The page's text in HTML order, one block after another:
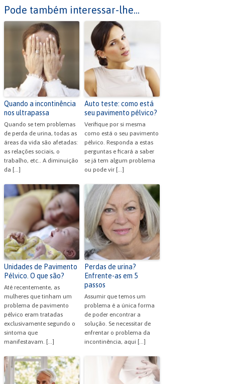
c
e
b
o
o
k
itt
er
er
es
at
s
A
p
ai
l
tF
ri
e
n
dl
Pode também interessar-lhe...
Quando a incontinência
nos ultrapassa
Quando se tem problemas
de perda de urina, todas as
áreas da vida são afetadas:
as relações sociais, o
trabalho, etc.. A diminuição
da […]
Auto teste: como está
seu pavimento pélvico?
Verifique por si mesma
como está o seu pavimento
pélvico. Responda a estas
perguntas e ficará a saber
se já tem algum problema
ou pode vir […]
Unidades de Pavimento
Pélvico. O que são?
Até recentemente, as
mulheres que tinham um
problema de pavimento
pélvico eram tratadas
exclusivamente segundo o
sintoma que
manifestavam. […]
Perdas de urina?
Enfrente-as em 5
passos
Assumir que temos um
problema é a única forma
de poder encontrar a
solução. Se necessitar de
enfrentar o problema da
incontinência, aqui […]